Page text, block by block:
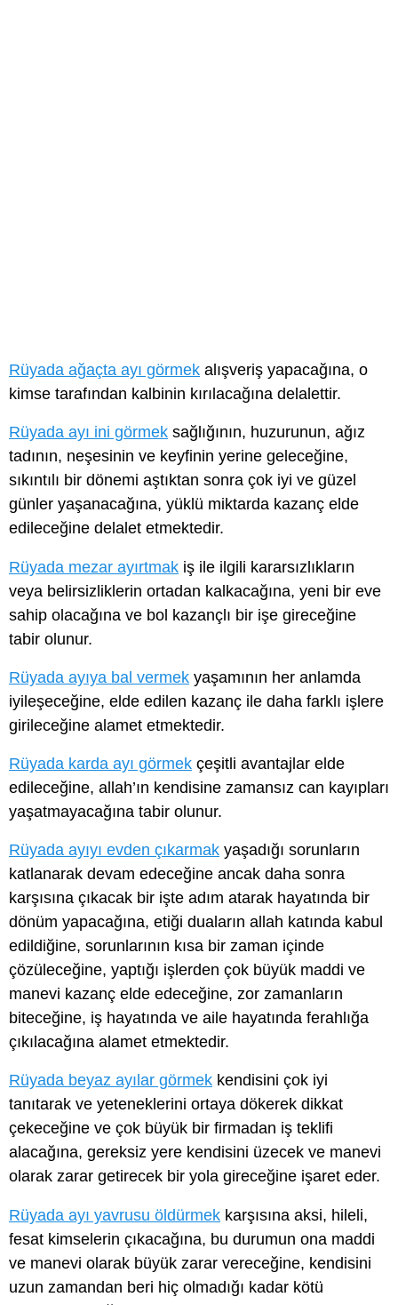
Rüyada ağaçta ayı görmek alışveriş yapacağına, o
kimse tarafından kalbinin kırılacağına delalettir.
Rüyada ayı ini görmek sağlığının, huzurunun, ağız
tadının, neşesinin ve keyfinin yerine geleceğine,
sıkıntılı bir dönemi aştıktan sonra çok iyi ve güzel
günler yaşanacağına, yüklü miktarda kazanç elde
edileceğine delalet etmektedir.
Rüyada mezar ayırtmak iş ile ilgili kararsızlıkların
veya belirsizliklerin ortadan kalkacağına, yeni bir eve
sahip olacağına ve bol kazançlı bir işe gireceğine
tabir olunur.
Rüyada ayıya bal vermek yaşamının her anlamda
iyileşeceğine, elde edilen kazanç ile daha farklı işlere
girileceğine alamet etmektedir.
Rüyada karda ayı görmek çeşitli avantajlar elde
edileceğine, allah’ın kendisine zamansız can kayıpları
yaşatmayacağına tabir olunur.
Rüyada ayıyı evden çıkarmak yaşadığı sorunların
katlanarak devam edeceğine ancak daha sonra
karşısına çıkacak bir işte adım atarak hayatında bir
dönüm yapacağına, etiği duaların allah katında kabul
edildiğine, sorunlarının kısa bir zaman içinde
çözüleceğine, yaptığı işlerden çok büyük maddi ve
manevi kazanç elde edeceğine, zor zamanların
biteceğine, iş hayatında ve aile hayatında ferahlığa
çıkılacağına alamet etmektedir.
Rüyada beyaz ayılar görmek kendisini çok iyi
tanıtarak ve yeteneklerini ortaya dökerek dikkat
çekeceğine ve çok büyük bir firmadan iş teklifi
alacağına, gereksiz yere kendisini üzecek ve manevi
olarak zarar getirecek bir yola gireceğine işaret eder.
Rüyada ayı yavrusu öldürmek karşısına aksi, hileli,
fesat kimselerin çıkacağına, bu durumun ona maddi
ve manevi olarak büyük zarar vereceğine, kendisini
uzun zamandan beri hiç olmadığı kadar kötü